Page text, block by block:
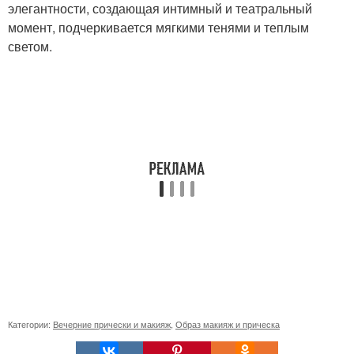
элегантности, создающая интимный и театральный
момент, подчеркивается мягкими тенями и теплым
светом.
Категории: Вечерние прически и макияж Образ макияж и прическа